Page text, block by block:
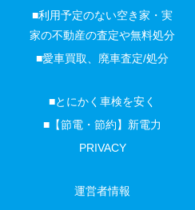
■利用予定のない空き家・実
家の不動産の査定や無料処分
■愛車買取、廃車査定/処分
■とにかく車検を安く
■【節電・節約】新電力
PRIVACY
運営者情報